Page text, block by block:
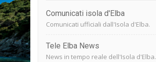
Comunicati isola d'Elba
Comunicati ufficiali dall'Isola d'Elba.
Tele Elba News
News in tempo reale dell'Isola d'Elba.